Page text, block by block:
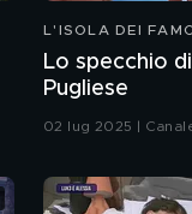
L'ISOLA DEI
Lo specchio
Pugliese
02 lug 2025 |